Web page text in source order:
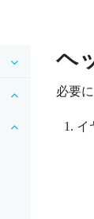
ヘ
必要
イ